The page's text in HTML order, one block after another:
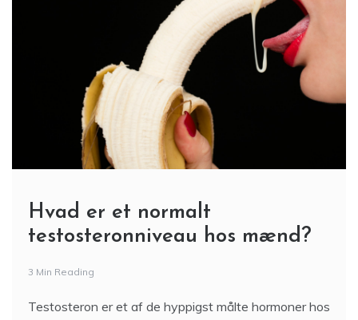
Hvad er et normalt
testosteronniveau hos mænd?
3 Min Reading
Testosteron er et af de hyppigst målte hormoner hos